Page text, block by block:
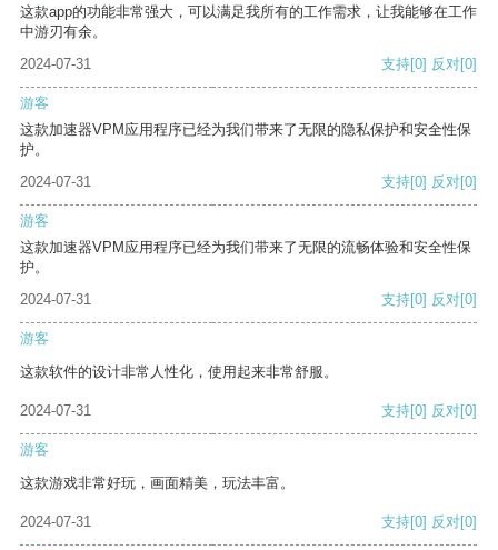
这款app的功能非常强大，可以满足我所有的工作需求，让我能够在工作
中游刃有余。
2024-07-31
支持[0] 反对[0]
游客
这款加速器VPM应用程序已经为我们带来了无限的隐私保护和安全性保
护。
2024-07-31
支持[0] 反对[0]
游客
这款加速器VPM应用程序已经为我们带来了无限的流畅体验和安全性保
护。
2024-07-31
支持[0] 反对[0]
游客
这款软件的设计非常人性化，使用起来非常舒服。
2024-07-31 支持[0] 反对[0]
游客
这款游戏非常好玩，画面精美，玩法丰富。
2024-07-31 支持[0] 反对[0]